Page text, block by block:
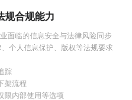
规合规能力
面临的信息安全与法律风险同步
个人信息保护、版权等法规要求
踪
架流程
限内部使用等选项